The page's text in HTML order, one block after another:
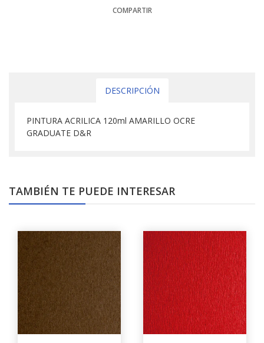
COMPARTIR
DESCRIPCIÓN
PINTURA ACRILICA 120ml AMARILLO OCRE
GRADUATE D&R
TAMBIÉN TE PUEDE INTERESAR